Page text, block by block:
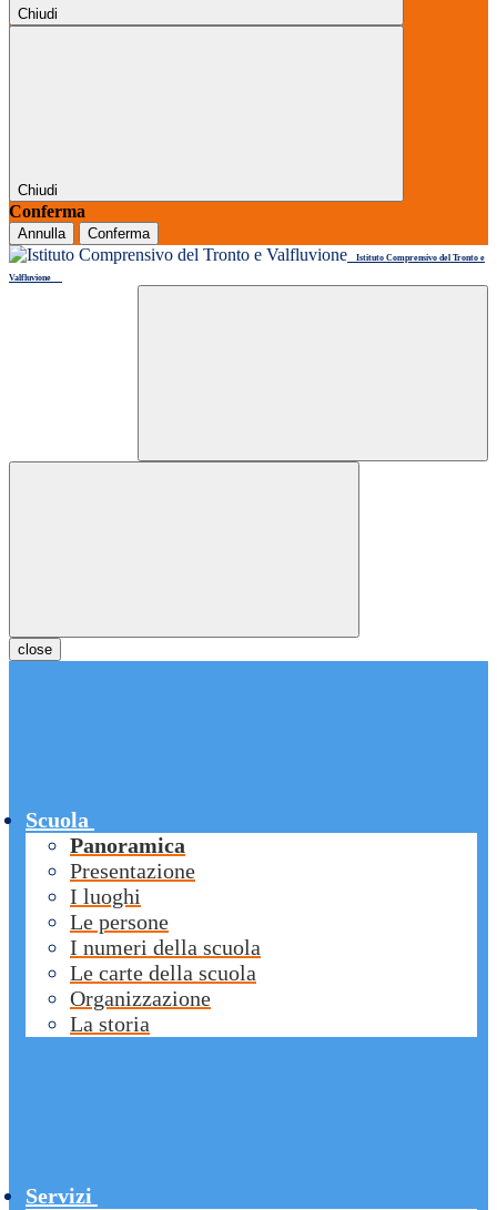
Chiudi
Chiudi
Conferma
Annulla Conferma
Istituto Comprensivo del Tronto e
Valfluvione
close
Scuola
Panoramica
Presentazione
I luoghi
Le persone
I numeri della scuola
Le carte della scuola
Organizzazione
La storia
Servizi